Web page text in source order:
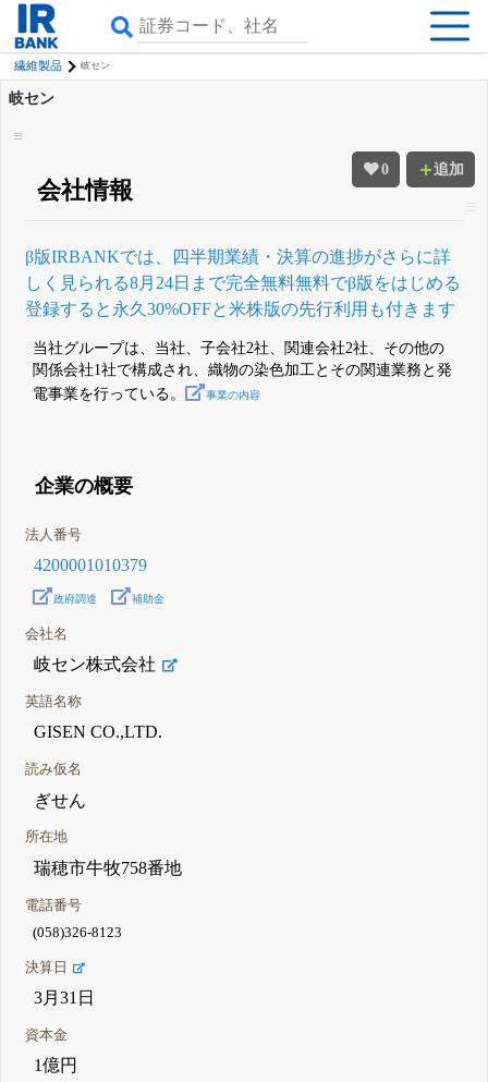
繊維製品 岐セン
0 追加
岐セン
会社情報
β版IRBANKでは、 四半期業績・決算の進捗がさらに詳
しく見られる8月24日まで完全無料無料でβ版をはじめる
登録すると永久30%OFFと米株版の先行利用も付きます
当社グループは、当社、子会社2社、関連会社2社、その他の
関係会社1社で構成され、織物の染色加工とその関連業務と発
電事業を行っている。
事業の内容
企業の概要
法人番号
4200001010379
政府調達 補助金
会社名
岐セン株式会社
英語名称
GISEN CO.,LTD.
読み仮名
ぎせん
所在地
瑞穂市牛牧758番地
電話番号
(058)326-8123
決算日
3月31日
資本金
1億円